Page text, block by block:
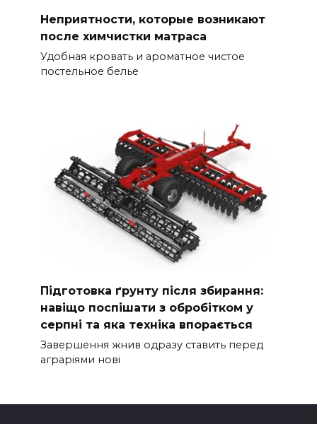
Неприятности, которые возникают
после химчистки матраса
Удобная кровать и ароматное чистое
постельное белье
Підготовка ґрунту після збирання:
навіщо поспішати з обробітком у
серпні та яка техніка впорається
Завершення жнив одразу ставить перед
аграріями нові